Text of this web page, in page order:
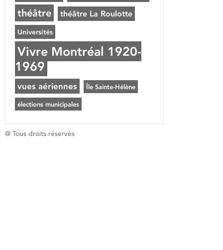
théâtre théâtre La Roulotte
Universités
Vivre Montréal 1920-
1969
vues aériennes Île Sainte-Hélène
élections municipales
@ Tous droits réservés